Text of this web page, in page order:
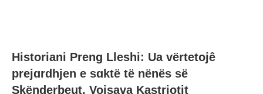
Historiani Preng Lleshi: Ua vërtetojê
prejɑrdhjen e sɑktë të nënës së
Skënderbeut, Vojsava Kastriotit